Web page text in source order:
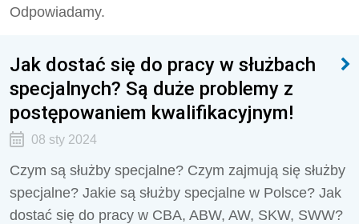
Odpowiadamy.
Jak dostać się do pracy w służbach
specjalnych? Są duże problemy z
postępowaniem kwalifikacyjnym!
08 sty 2024
Czym są służby specjalne? Czym zajmują się służby
specjalne? Jakie są służby specjalne w Polsce? Jak
dostać się do pracy w CBA, ABW, AW, SKW, SWW?